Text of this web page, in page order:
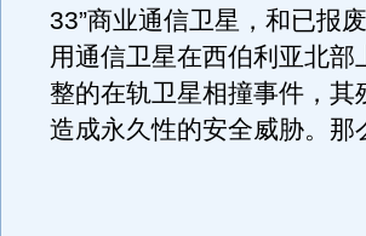
33”商业通信卫星，和已报
用通信卫星在西伯利亚北
整的在轨卫星相撞事件，
造成永久性的安全威胁。 那